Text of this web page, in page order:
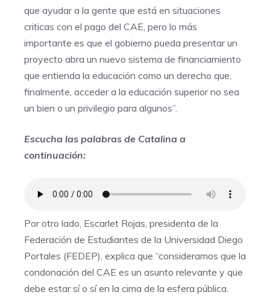
que ayudar a la gente que está en situaciones
criticas con el pago del CAE, pero lo más
importante es que el gobierno pueda presentar un
proyecto abra un nuevo sistema de financiamiento
que entienda la educación como un derecho que,
finalmente, acceder a la educación superior no sea
un bien o un privilegio para algunos”.
Escucha las palabras de Catalina a
continuación:
Por otro lado, Escarlet Rojas, presidenta de la
Federación de Estudiantes de la Universidad Diego
Portales (FEDEP), explica que “consideramos que la
condonación del CAE es un asunto relevante y que
debe estar sí o sí en la cima de la esfera pública.